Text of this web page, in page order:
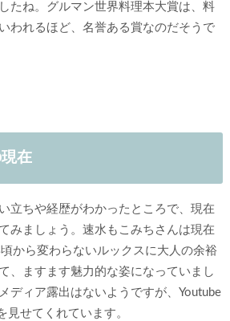
たね。グルマン世界料理本大賞は、料
われるほど、名誉ある賞なのだそうで
在
立ちや経歴がわかったところで、現在
みましょう。速水もこみちさんは現在
から変わらないルックスに大人の余裕
、ますます魅力的な姿になっていまし
ディア露出はないようですが、Youtube
見せてくれています。